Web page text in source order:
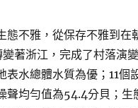
態不雅，從保存不雅到在
著浙江，完成了村落演
表水總體水質為優；11個
聲均勻值為54.4分貝；生